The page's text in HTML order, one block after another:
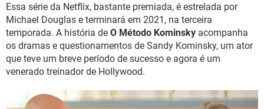
Essa série da Netflix, bastante premiada, é estrelada por
Michael Douglas e terminará em 2021, na terceira
temporada. A história de O Método Kominsky acompanha
os dramas e questionamentos de Sandy Kominsky, um ator
que teve um breve período de sucesso e agora é um
venerado treinador de Hollywood.